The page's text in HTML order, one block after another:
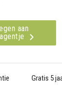
aan
Gratis 5